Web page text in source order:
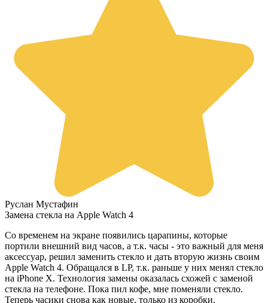
Руслан Мустафин
Замена стекла на Apple Watch 4
Со временем на экране появились царапины, которые
портили внешний вид часов, а т.к. часы - это важный для меня
аксессуар, решил заменить стекло и дать вторую жизнь своим
Apple Watch 4. Обращался в LP, т.к. раньше у них менял стекло
на iPhone X. Технология замены оказалась схожей с заменой
стекла на телефоне. Пока пил кофе, мне поменяли стекло.
Теперь часики снова как новые, только из коробки.